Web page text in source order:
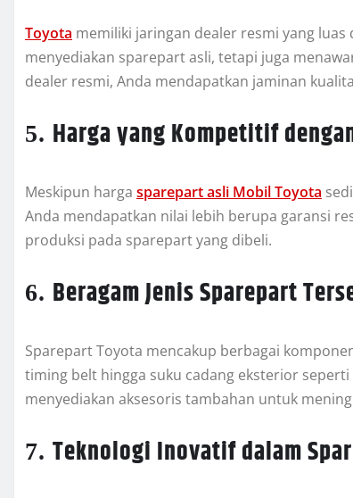
Toyota memiliki jaringan dealer resmi yang
menyediakan sparepart asli, tetapi juga
dealer resmi, Anda mendapatkan jaminan
5. Harga yang Kompetitif
Meskipun harga sparepart asli Mobil Toyota
Anda mendapatkan nilai lebih berupa garansi
produksi pada sparepart yang dibeli.
6. Beragam Jenis Sparepart
Sparepart Toyota mencakup berbagai
timing belt hingga suku cadang eksterior
menyediakan aksesoris tambahan untuk
7. Teknologi Inovatif dalam